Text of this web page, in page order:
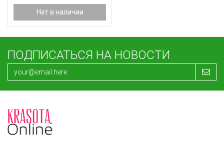
Нет в наличии
ПОДПИСАТЬСЯ НА НОВОСТИ